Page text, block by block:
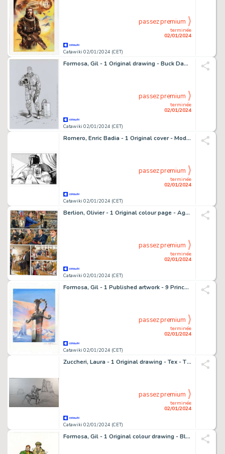
Catawiki 02/01/2024 (CET)
terminée
02/01/2024
passez premium
Formosa, Gil - 1 Original drawing - Buck Danny - Buck Danny SR-71 - 2017
Catawiki 02/01/2024 (CET)
terminée
02/01/2024
passez premium
Romero, Enric Badia - 1 Original cover - Modesty Blaise
Catawiki 02/01/2024 (CET)
terminée
02/01/2024
passez premium
Berlion, Olivier - 1 Original colour page - Agata T1 - Le Syndicat du crime - 2019
Catawiki 02/01/2024 (CET)
terminée
02/01/2024
passez premium
Formosa, Gil - 1 Published artwork - 9 Princes du Chaos - 2004
Catawiki 02/01/2024 (CET)
terminée
02/01/2024
passez premium
Zuccheri, Laura - 1 Original drawing - Tex - The end of the road - 2023
Catawiki 02/01/2024 (CET)
terminée
02/01/2024
passez premium
Formosa, Gil - 1 Original colour drawing - Blake & Mortimer